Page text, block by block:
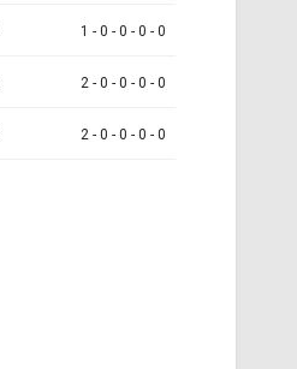
1 - 0 - 0 - 0 - 0
2 - 0 - 0 - 0 - 0
2 - 0 - 0 - 0 - 0